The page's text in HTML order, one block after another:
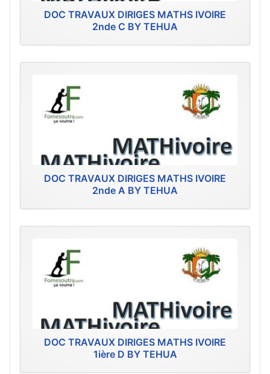
DOC TRAVAUX DIRIGES MATHS IVOIRE
2nde C BY TEHUA
DOC TRAVAUX DIRIGES MATHS IVOIRE
2nde A BY TEHUA
DOC TRAVAUX DIRIGES MATHS IVOIRE
1ière D BY TEHUA